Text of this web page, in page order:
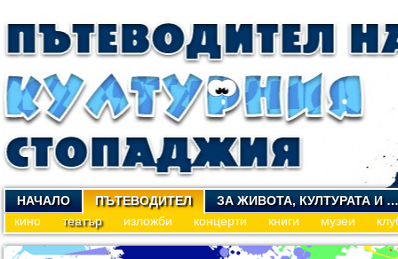
НАЧАЛО ПЪТЕВОДИТЕЛ
ЗА ЖИВОТА, КУЛТУРАТА И …
кино
театър изложби концерти книги музеи